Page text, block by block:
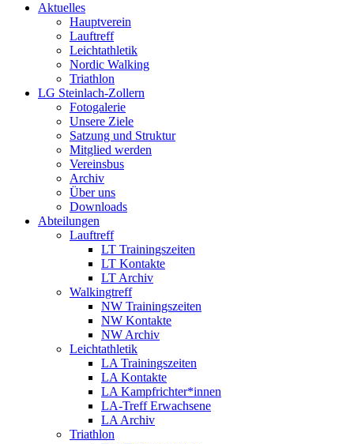
Aktuelles
Hauptverein
Lauftreff
Leichtathletik
Nordic Walking
Triathlon
LG Steinlach-Zollern
Fotogalerie
Unsere Ziele
Satzung und Struktur
Mitglied werden
Vereinsbus
Archiv
Über uns
Downloads
Abteilungen
Lauftreff
LT Trainingszeiten
LT Kontakte
LT Archiv
Walkingtreff
NW Trainingszeiten
NW Kontakte
NW Archiv
Leichtathletik
LA Trainingszeiten
LA Kontakte
LA Kampfrichter*innen
LA-Treff Erwachsene
LA Archiv
Triathlon